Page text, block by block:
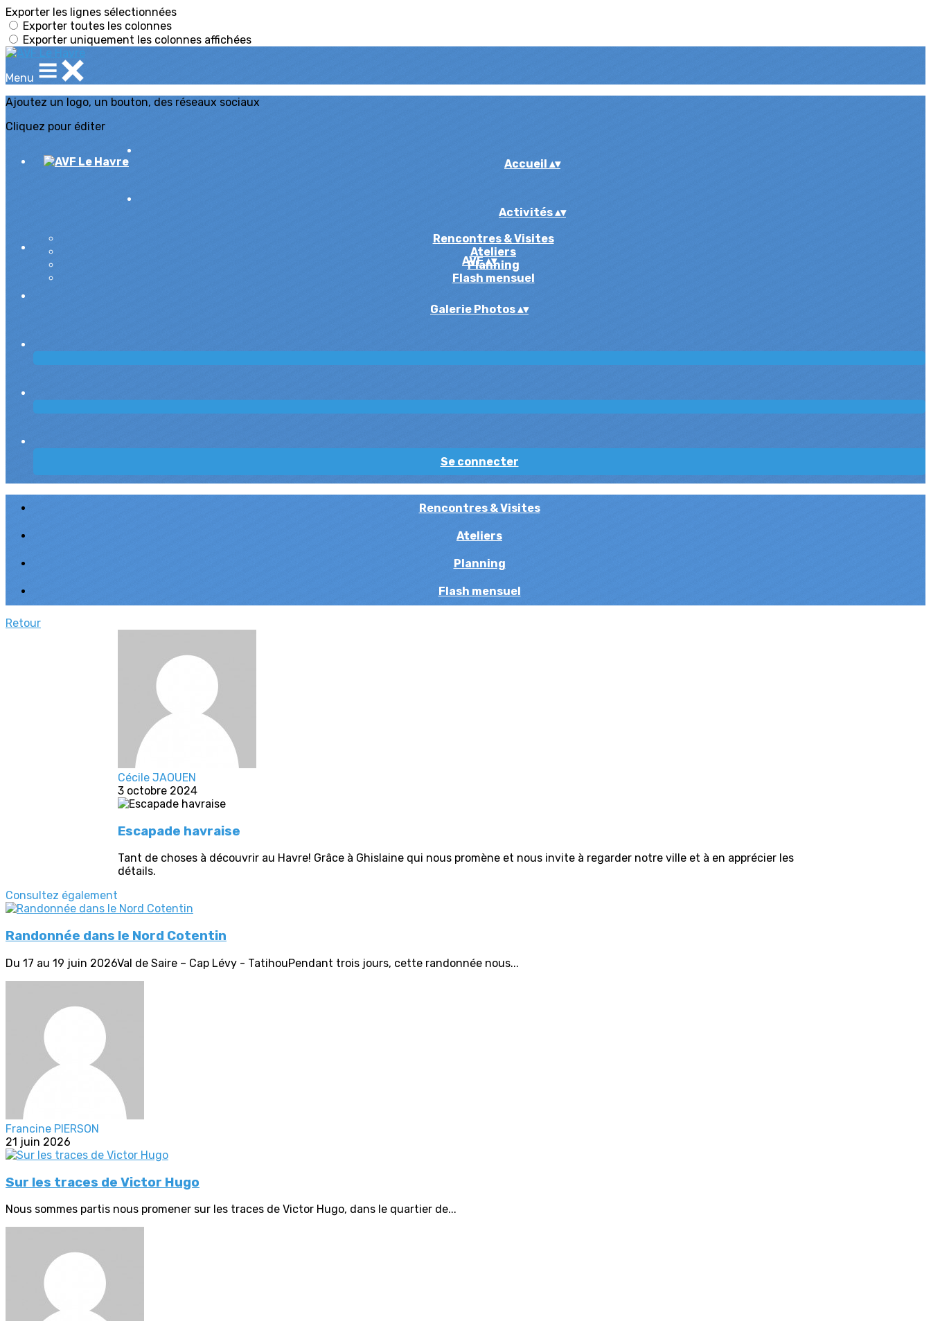
Exporter les lignes sélectionnées
Exporter toutes les colonnes
Exporter uniquement les colonnes affichées
Menu
Ajoutez un logo, un bouton, des réseaux sociaux
Cliquez pour éditer
Accueil ▴▾
Activités▴▾
Rencontres & Visites
Ateliers
Planning
Flash mensuel
AVF▴▾
Galerie Photos▴▾
Se connecter
Rencontres & Visites
Ateliers
Planning
Flash mensuel
Retour
Cécile JAOUEN
3 octobre 2024
Escapade havraise
Tant de choses à découvrir au Havre! Grâce à Ghislaine qui nous promène et nous invite à regarder notre ville et à en apprécier les
détails.
Consultez également
Randonnée dans le Nord Cotentin
Du 17 au 19 juin 2026Val de Saire – Cap Lévy - TatihouPendant trois jours, cette randonnée nous...
Francine PIERSON
21 juin 2026
Sur les traces de Victor Hugo
Nous sommes partis nous promener sur les traces de Victor Hugo, dans le quartier de...